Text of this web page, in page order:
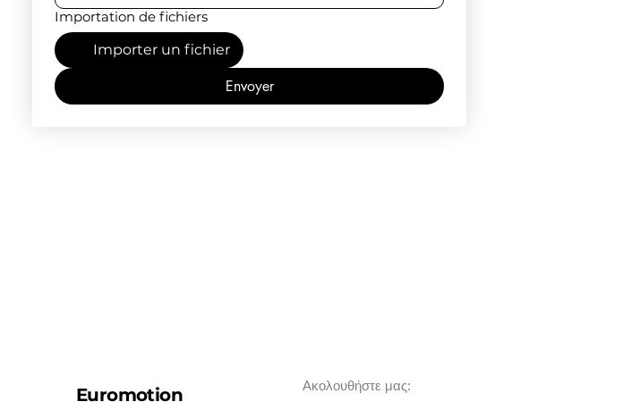
Importation de fichiers
Importer un fichier
Envoyer
Euromotion Ακολουθήστε μας: